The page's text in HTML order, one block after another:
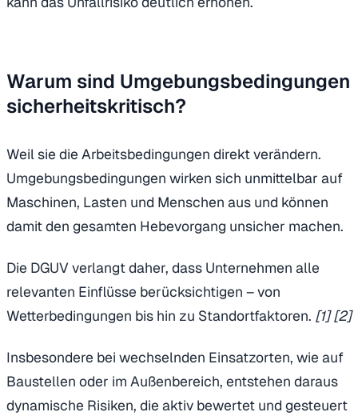
Warum sind Umgebungsbedingungen
sicherheitskritisch?
Weil sie die Arbeitsbedingungen direkt verändern.
Umgebungsbedingungen wirken sich unmittelbar auf
Maschinen, Lasten und Menschen aus und können
damit den gesamten Hebevorgang unsicher machen.
Die DGUV verlangt daher, dass Unternehmen alle
relevanten Einflüsse berücksichtigen – von
Wetterbedingungen bis hin zu Standortfaktoren. [1] [2]
Insbesondere bei wechselnden Einsatzorten, wie auf
Baustellen oder im Außenbereich, entstehen daraus
dynamische Risiken, die aktiv bewertet und gesteuert